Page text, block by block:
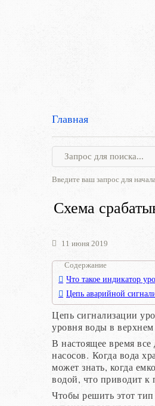
Главная
Введите ваш запрос для
Схема
11 июня 2019
Содержание
Что такое индикатор
Цепь аварийной
Цепь сигнализации
уровня воды в верхнем
В настоящее время
насосов. Когда вода
может знать, когда
водой, что приводит к
Чтобы решить этот